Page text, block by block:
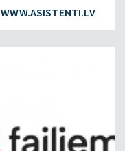
WWW.ASISTENTI.LV